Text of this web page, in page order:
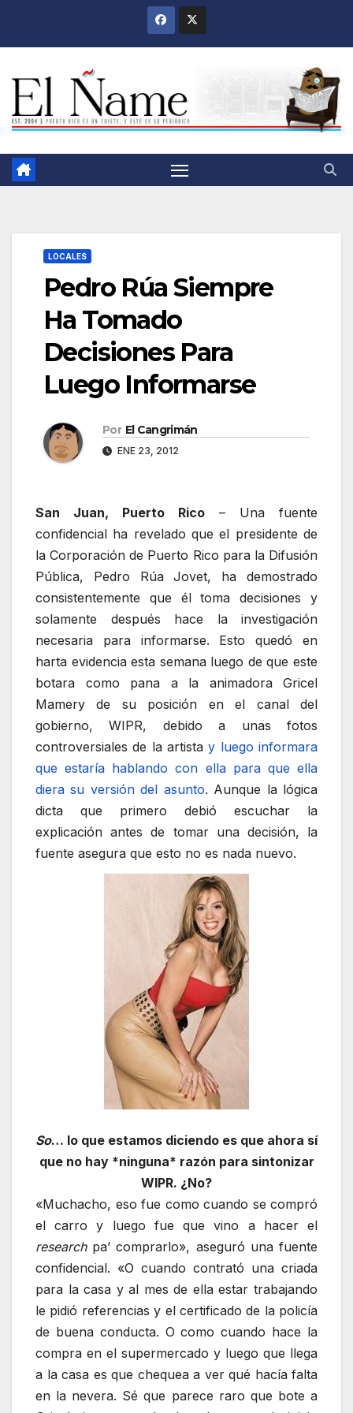
LOCALES
Pedro Rúa Siempre
Ha Tomado
Decisiones Para
Luego Informarse
Por El Cangrimán
ENE 23, 2012
San Juan, Puerto Rico – Una fuente
confidencial ha revelado que el presidente de
la Corporación de Puerto Rico para la Difusión
Pública, Pedro Rúa Jovet, ha demostrado
consistentemente que él toma decisiones y
solamente después hace la investigación
necesaria para informarse. Esto quedó en
harta evidencia esta semana luego de que este
botara como pana a la animadora Gricel
Mamery de su posición en el canal del
gobierno, WIPR, debido a unas fotos
controversiales de la artistay luego informara
que estaría hablando con ella para que ella
diera su versión del asunto. Aunque la lógica
dicta que primero debió escuchar la
explicación antes de tomar una decisión, la
fuente asegura que esto no es nada nuevo.
So… lo que estamos diciendo es que ahora sí
que no hay *ninguna* razón para sintonizar
WIPR. ¿No?
«Muchacho, eso fue como cuando se compró
el carro y luego fue que vino a hacer el
researchpa’ comprarlo», aseguró una fuente
confidencial. «O cuando contrató una criada
para la casa y al mes de ella estar trabajando
le pidió referencias y el certificado de la policía
de buena conducta. O como cuando hace la
compra en el supermercado y luego que llega
a la casa es que chequea a ver qué hacía falta
en la nevera. Sé que parece raro que bote a